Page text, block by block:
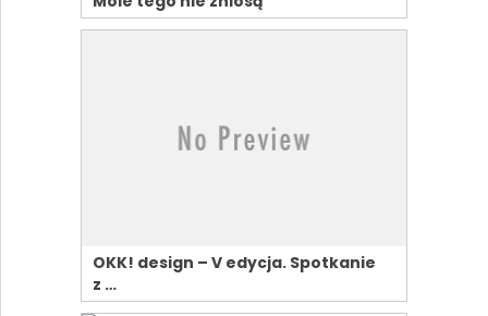
OKK! design – V edycja. Spotkanie
z …